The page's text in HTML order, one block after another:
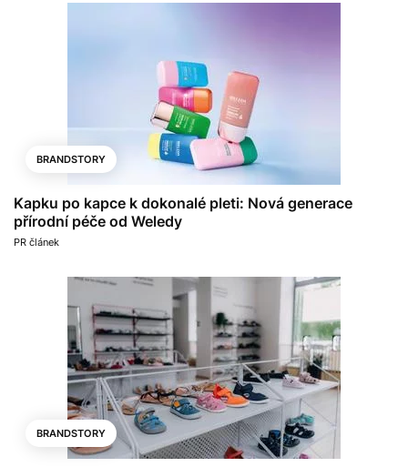
BRANDSTORY
Kapku po kapce k dokonalé pleti: Nová generace
přírodní péče od Weledy
PR článek
BRANDSTORY